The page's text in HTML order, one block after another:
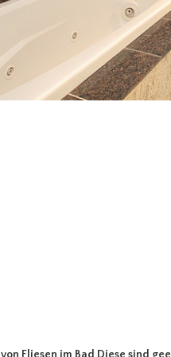
von Fliesen im Bad Diese sind